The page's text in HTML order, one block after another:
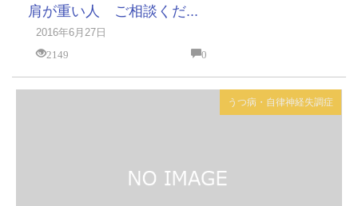
肩が重い人 ご相談くだ...
2016年6月27日
2149
0
うつ病・自律神経失調症